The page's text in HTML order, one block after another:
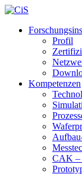
Profil
Kompetenzen
CAK –